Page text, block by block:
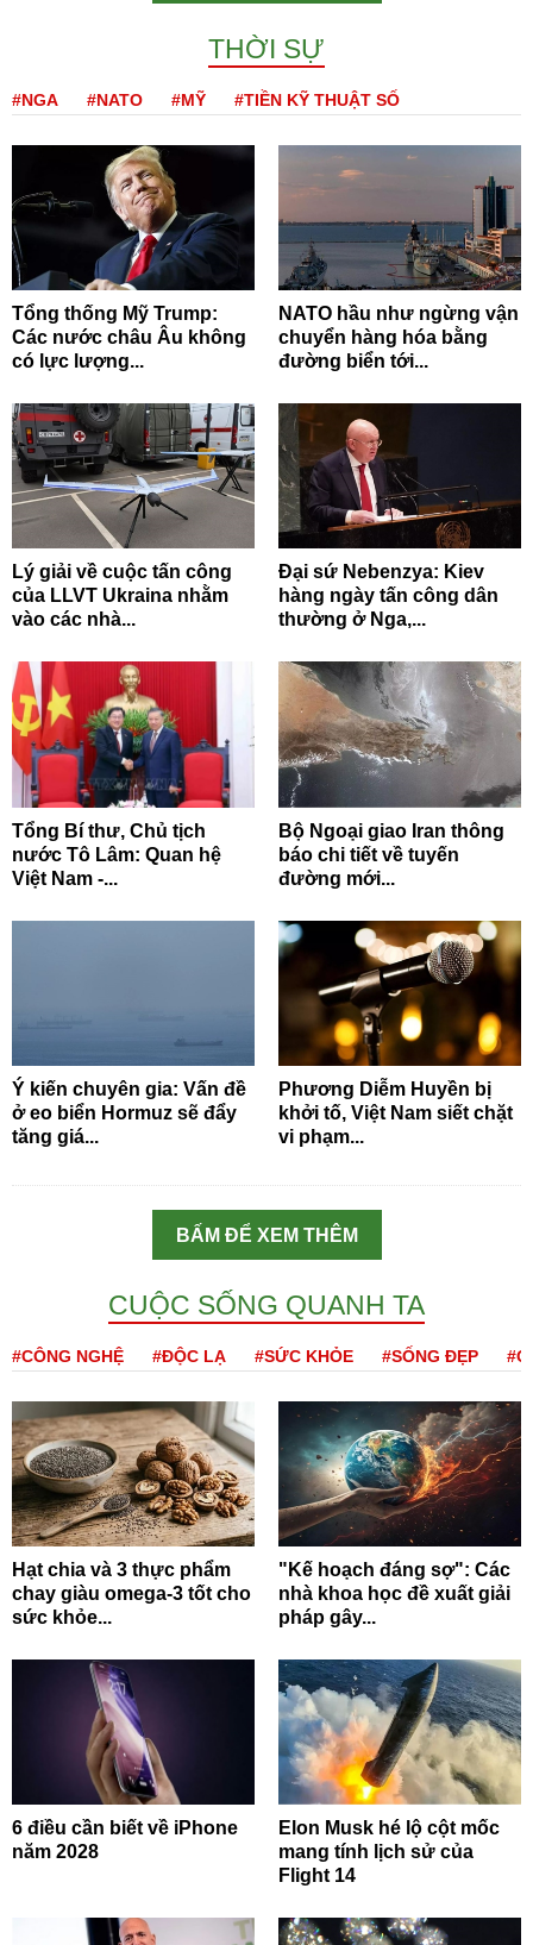
THỜI SỰ
#NGA #NATO #MỸ #TIỀN KỸ THUẬT SỐ
Tổng thống Mỹ Trump:
Các nước châu Âu không
có lực lượng...
NATO hầu như ngừng vận
chuyển hàng hóa bằng
đường biển tới...
Lý giải về cuộc tấn công
của LLVT Ukraina nhằm
vào các nhà...
Đại sứ Nebenzya: Kiev
hàng ngày tấn công dân
thường ở Nga,...
Tổng Bí thư, Chủ tịch
nước Tô Lâm: Quan hệ
Việt Nam -...
Bộ Ngoại giao Iran thông
báo chi tiết về tuyến
đường mới...
Ý kiến chuyên gia: Vấn đề
ở eo biển Hormuz sẽ đẩy
tăng giá...
Phương Diễm Huyền bị
khởi tố, Việt Nam siết chặt
vi phạm...
BẤM ĐỂ XEM THÊM
CUỘC SỐNG QUANH TA
#CÔNG NGHỆ #ĐỘC LẠ #SỨC KHỎE #SỐNG ĐẸP
Hạt chia và 3 thực phẩm
chay giàu omega-3 tốt cho
sức khỏe...
"Kế hoạch đáng sợ": Các
nhà khoa học đề xuất giải
pháp gây...
6 điều cần biết về iPhone
năm 2028
Elon Musk hé lộ cột mốc
mang tính lịch sử của
Flight 14